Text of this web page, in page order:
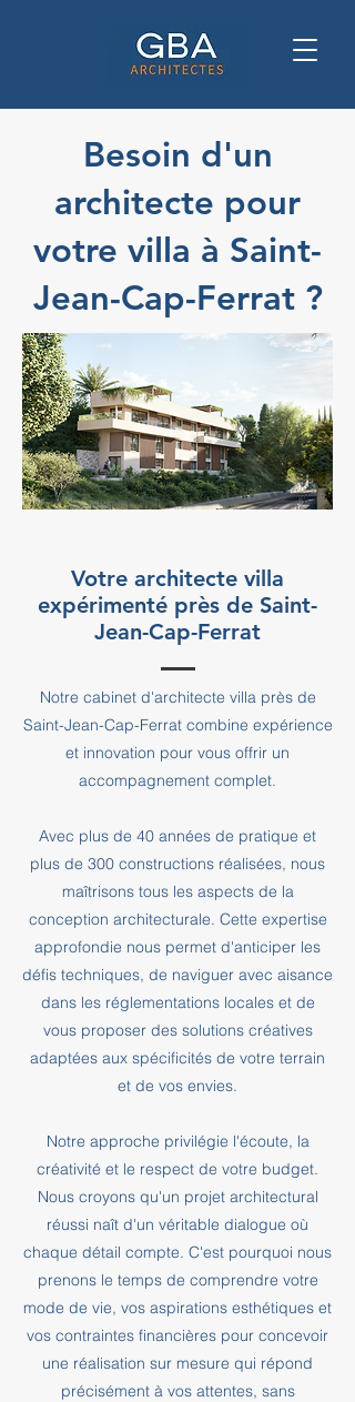
Besoin d'un
architecte pour
votre villa à Saint-
Jean-Cap-Ferrat ?
Votre architecte villa
expérimenté près de Saint-
Jean-Cap-Ferrat
Notre cabinet d'architecte villa près de
Saint-Jean-Cap-Ferrat combine expérience
et innovation pour vous offrir un
accompagnement complet.
Avec plus de 40 années de pratique et
plus de 300 constructions réalisées, nous
maîtrisons tous les aspects de la
conception architecturale. Cette expertise
approfondie nous permet d'anticiper les
défis techniques, de naviguer avec aisance
dans les réglementations locales et de
vous proposer des solutions créatives
adaptées aux spécificités de votre terrain
et de vos envies.
Notre approche privilégie l'écoute, la
créativité et le respect de votre budget.
Nous croyons qu'un projet architectural
réussi naît d'un véritable dialogue où
chaque détail compte. C'est pourquoi nous
prenons le temps de comprendre votre
mode de vie, vos aspirations esthétiques et
vos contraintes financières pour concevoir
une réalisation sur mesure qui répond
précisément à vos attentes, sans